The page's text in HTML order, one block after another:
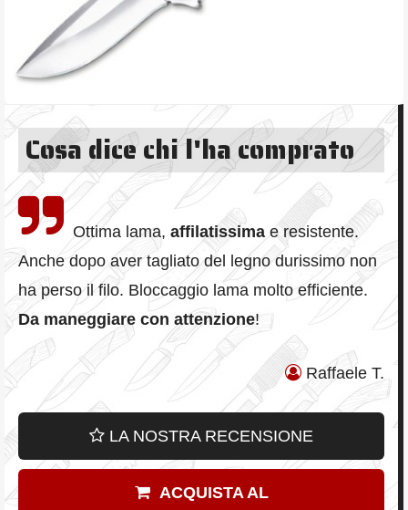
Cosa dice chi l'ha comprato
Ottima lama, affilatissima e resistente.
Anche dopo aver tagliato del legno durissimo non
ha perso il filo. Bloccaggio lama molto efficiente.
Da maneggiare con attenzione!
Raffaele T.
LA NOSTRA RECENSIONE
ACQUISTA AL